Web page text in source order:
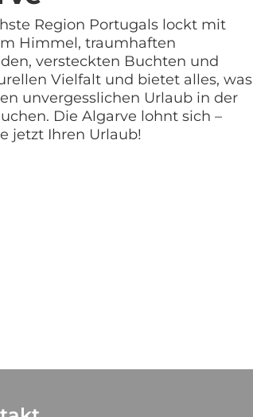
Region Portugals lockt mit
Himmel, traumhaften
versteckten Buchten und
Vielfalt und bietet alles, was
unvergesslichen Urlaub in der
Die Algarve lohnt sich –
jetzt Ihren Urlaub!